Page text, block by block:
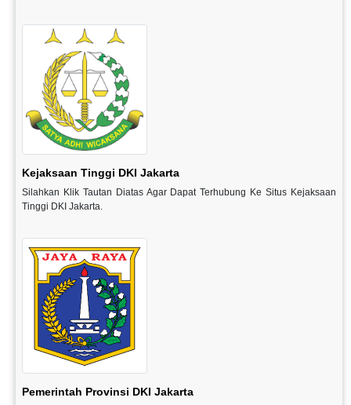
Kejaksaan Tinggi DKI Jakarta
Silahkan Klik Tautan Diatas Agar Dapat Terhubung Ke Situs Kejaksaan
Tinggi DKI Jakarta.
Pemerintah Provinsi DKI Jakarta